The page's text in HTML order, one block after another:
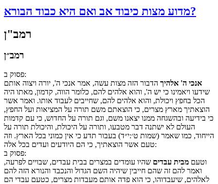
מדוע מצות כיבוד אב ואם היא כבוד הבורא?
רמב"ן
רמב״ן
פסוק ב
:
אנכי ה' אלהיך הדבור הזה מצות עשה, אמר אנכי ה', יורה ויצוה אותם
שידעו ויאמינו כי יש ה', והוא אלהים להם, כלומר הווה, קדמון, מאתו היה
הכל בחפץ ויכולת, והוא אלהים להם, שחייבים לעבוד אותו. ואמר אשר
הוצאתיך מארץ מצרים, כי הוצאתם משם תורה על המציאות ועל החפץ,
כי בידיעה ובהשגחה ממנו יצאנו משם, וגם תורה על החדוש, כי עם קדמות
העולם לא ישתנה דבר מטבעו, ותורה על היכולת, והיכולת תורה על
הייחוד, כמו שאמר (שמות ט׳:י״ד) בעבור תדע כי אין כמוני בכל הארץ. וזה
טעם אשר הוצאתיך, כי הם היודעים ועדים בכל אלה:
פסוק ב
:
וטעם מבית עבדים שהיו עומדים במצרים בבית עבדים, שבויים לפרעה,
ואמר להם זה שהם חייבין שיהיה השם הגדול והנכבד והנורא הזה להם
לאלהים, שיעבדוהו, כי הוא פדה אותם מעבדות מצרים, כטעם עבדי הם